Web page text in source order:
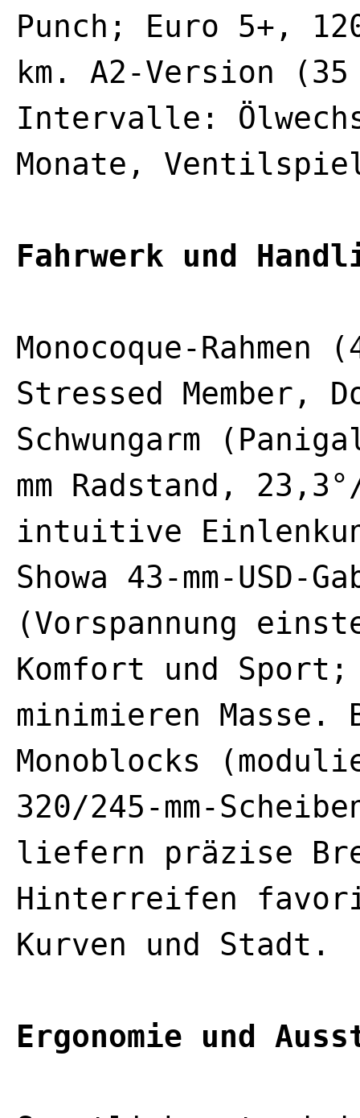
Punch; Euro 5+,
km. A2-Version
Intervalle:
Monate,
Fahrwerk und
Monocoque-
Stressed Member,
Schwungarm
mm Radstand,
intuitive
Showa 43-mm-USD-
(Vorspannung
Komfort und Sport;
minimieren Masse.
Monoblocks
320/245-mm-
liefern präzise
Hinterreifen
Kurven und Stadt.
Ergonomie und